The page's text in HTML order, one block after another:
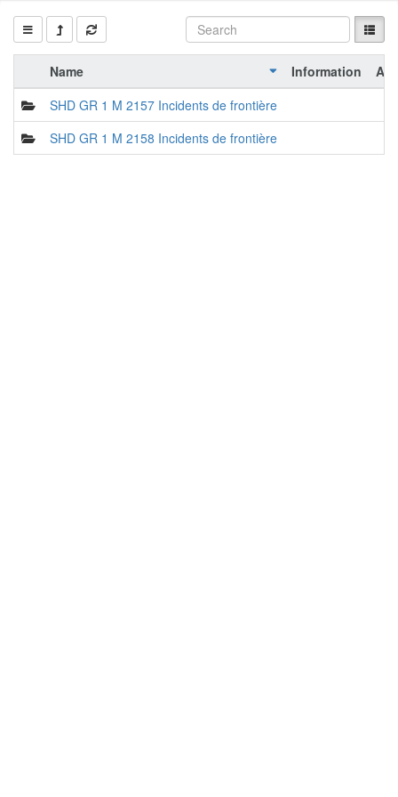
Name Information
SHD GR 1 M 2157 Incidents de frontière
SHD GR 1 M 2158 Incidents de frontière